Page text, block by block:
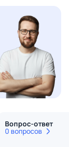
Вопрос-ответ
0 вопросов